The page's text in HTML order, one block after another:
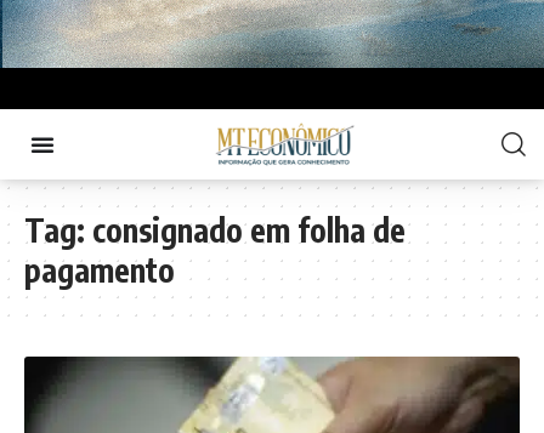
Tag: consignado em folha de
pagamento